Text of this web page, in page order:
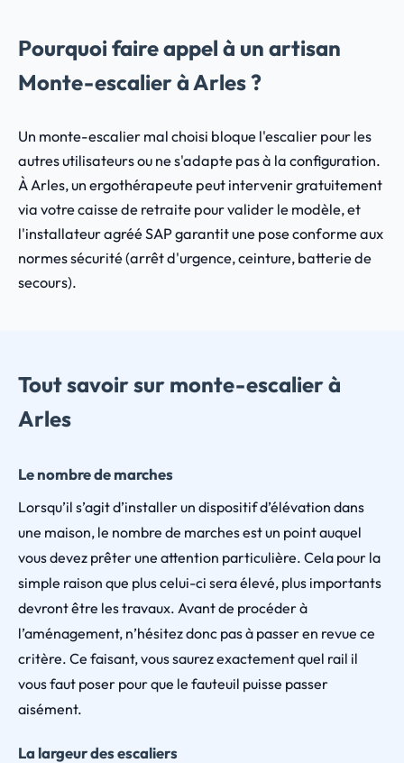
Pourquoi faire appel à un artisan
Monte-escalier à Arles ?
Un monte-escalier mal choisi bloque l'escalier pour les
autres utilisateurs ou ne s'adapte pas à la configuration.
À Arles, un ergothérapeute peut intervenir gratuitement
via votre caisse de retraite pour valider le modèle, et
l'installateur agréé SAP garantit une pose conforme aux
normes sécurité (arrêt d'urgence, ceinture, batterie de
secours).
Tout savoir sur monte-escalier à
Arles
Le nombre de marches
Lorsqu’il s’agit d’installer un dispositif d’élévation dans
une maison, le nombre de marches est un point auquel
vous devez prêter une attention particulière. Cela pour la
simple raison que plus celui-ci sera élevé, plus importants
devront être les travaux. Avant de procéder à
l’aménagement, n’hésitez donc pas à passer en revue ce
critère. Ce faisant, vous saurez exactement quel rail il
vous faut poser pour que le fauteuil puisse passer
aisément.
La largeur des escaliers